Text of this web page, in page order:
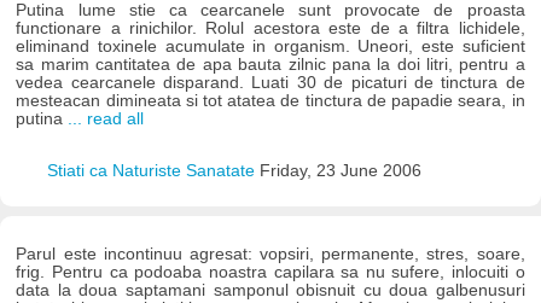
Putina lume stie ca cearcanele sunt provocate de proasta
functionare a rinichilor. Rolul acestora este de a filtra lichidele,
eliminand toxinele acumulate in organism. Uneori, este suficient
sa marim cantitatea de apa bauta zilnic pana la doi litri, pentru a
vedea cearcanele disparand. Luati 30 de picaturi de tinctura de
mesteacan dimineata si tot atatea de tinctura de papadie seara, in
putina ... read all
Stiati ca Naturiste Sanatate Friday, 23 June 2006
Parul este incontinuu agresat: vopsiri, permanente, stres, soare,
frig. Pentru ca podoaba noastra capilara sa nu sufere, inlocuiti o
data la doua saptamani samponul obisnuit cu doua galbenusuri